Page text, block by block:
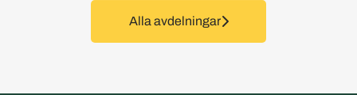
Alla avdelningar